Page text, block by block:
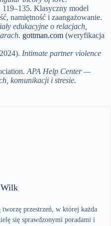
Klasyczny model
namiętność i zaangażowanie.
edukacyjne o relacjach,
gottman.com (weryfikacja
Intimate partner violence
APA Help Center —
komunikacji i stresie.
przestrzeń, w której każda
się sprawdzonymi poradami i